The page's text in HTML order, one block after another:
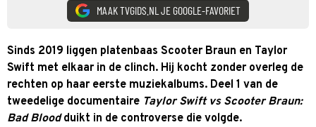
MAAK TVGIDS.NL JE GOOGLE-FAVORIET
Sinds 2019 liggen platenbaas Scooter Braun en Taylor
Swift met elkaar in de clinch. Hij kocht zonder overleg de
rechten op haar eerste muziekalbums. Deel 1 van de
tweedelige documentaire Taylor Swift vs Scooter Braun:
Bad Bloodduikt in de controverse die volgde.